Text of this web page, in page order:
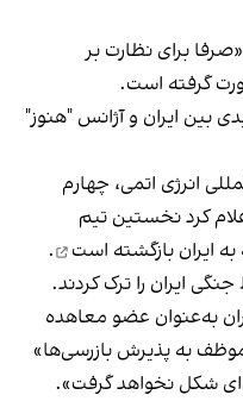
برای نظارت بر
گرفته است.
بین ایران و آژانس "هنوز"
انرژی اتمی، چهارم
کرد نخستین تیم
به ایران بازگشته است
.
ایران را ترک کردند.
به‌عنوان عضو معاهده
به پذیرش بازرسی‌ها»
شکل نخواهد گرفت».